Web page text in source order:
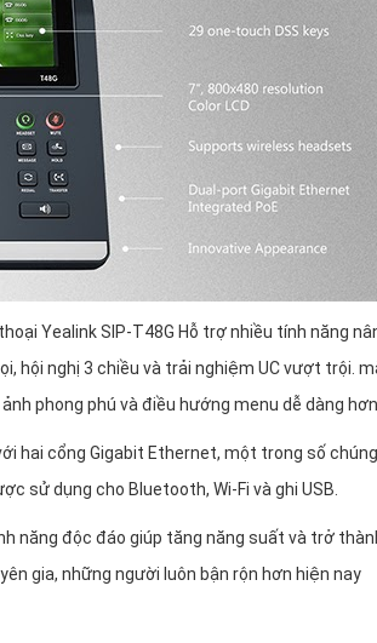
Yealink SIP-T48G Hỗ trợ nhiều tính năng
hội nghị 3 chiều và trải nghiệm UC vượt trội.
phong phú và điều hướng menu dễ dàng hơn.
hai cổng Gigabit Ethernet, một trong số
sử dụng cho Bluetooth, Wi-Fi và ghi USB.
năng độc đáo giúp tăng năng suất và trở
gia, những người luôn bận rộn hơn hiện nay